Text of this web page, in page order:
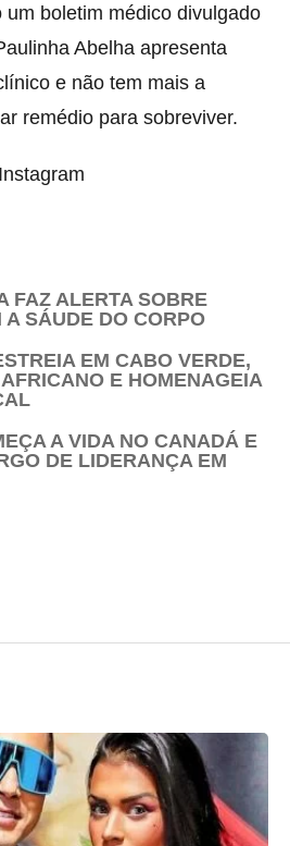
um boletim médico divulgado
Abelha apresenta
e não tem mais a
remédio para sobreviver.
FAZ ALERTA SOBRE
SÁUDE DO CORPO
EM CABO VERDE,
E HOMENAGEIA
A VIDA NO CANADÁ E
DE LIDERANÇA EM